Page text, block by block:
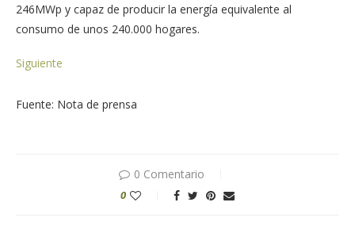
246MWp y capaz de producir la energía equivalente al
consumo de unos 240.000 hogares.
Siguiente
Fuente: Nota de prensa
0 Comentario
0